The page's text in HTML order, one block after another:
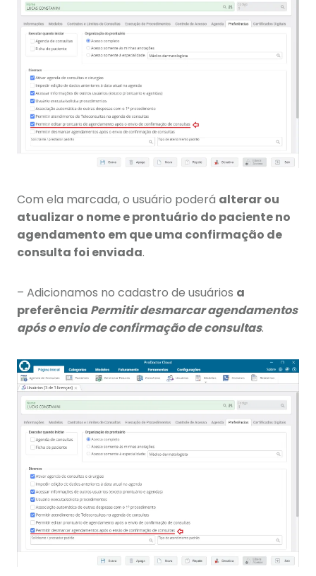
Com ela marcada, o usuário poderá alterar ou
atualizar o nome e prontuário do paciente no
agendamento em que uma confirmação de
consulta foi enviada.
– Adicionamos no cadastro de usuários a
preferência Permitir desmarcar agendamentos
após o envio de confirmação de consultas.